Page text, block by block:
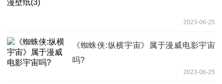
2023-06-25
《蜘蛛侠:纵横宇宙》属于漫威电影宇宙
吗?
2023-06-25